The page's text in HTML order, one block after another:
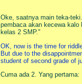
Oke, saatnya main teka-
pembaca akan kecewa kalo
kelas 2 SMP."
OK, now is the time for
But due to the
student of second grade of
Cuma ada 2. Yang pertama: